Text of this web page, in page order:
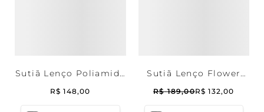
Sutiã Lenço Poliamida
Maya
R$ 148,00
Sutiã Lenço Flower
Cotton Summer Blue
R$ 189,00R$ 132,00